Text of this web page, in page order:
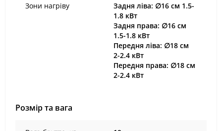
Зони нагріву
Задня ліва: ∅16 см 1.5-
1.8 кВт
Задня права: ∅16 см
1.5-1.8 кВт
Передня ліва: ∅18 см
2-2.4 кВт
Передня права: ∅18 см
2-2.4 кВт
Розмір та вага